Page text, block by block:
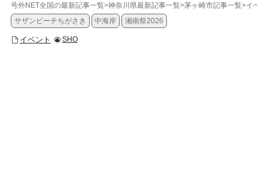
号外NET全国の最新記事一覧>神奈川県最新記事一覧>茅ヶ崎市記事一覧>イベ
サザンビーチちがさき
中海岸 湘南祭2026
イベント SHO